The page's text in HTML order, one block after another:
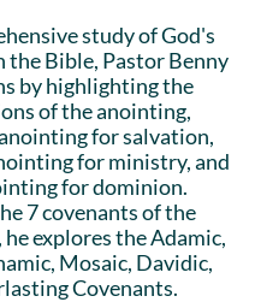
study of God's
the Bible, Pastor Benny
by highlighting the
of the anointing,
for salvation,
for ministry, and
for dominion.
7 covenants of the
explores the Adamic,
Mosaic, Davidic,
Covenants.